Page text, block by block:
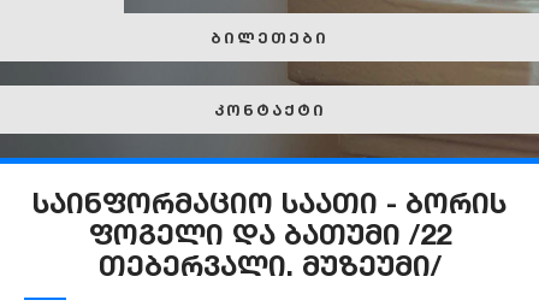
ბილეთები
კონტაქტი
საინფორმაციო საათი - ბორის
ფოგელი და ბათუმი /22
თებერვალი. მუზეუმი/